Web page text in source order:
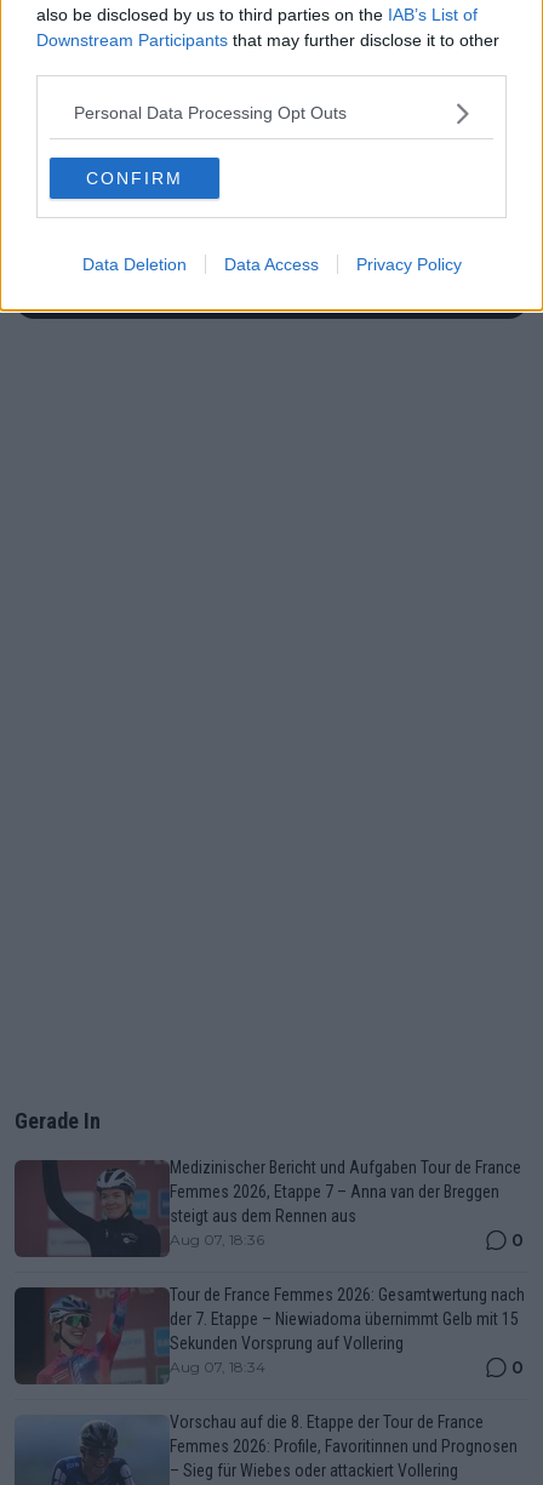
also be disclosed by us to third parties on the IAB’s List of
Downstream Participants that may further disclose it to other
Personal Data Processing Opt Outs
CONFIRM
Data Deletion Data Access Privacy Policy
Schreiben Sie einen Kommentar
Gerade In
Medizinischer Bericht und Aufgaben Tour de France
Femmes 2026, Etappe 7 – Anna van der Breggen
steigt aus dem Rennen aus
Aug 07, 18:36 0
Tour de France Femmes 2026: Gesamtwertung nach
der 7. Etappe – Niewiadoma übernimmt Gelb mit 15
Sekunden Vorsprung auf Vollering
Aug 07, 18:34 0
Vorschau auf die 8. Etappe der Tour de France
Femmes 2026: Profile, Favoritinnen und Prognosen
– Sieg für Wiebes oder attackiert Vollering